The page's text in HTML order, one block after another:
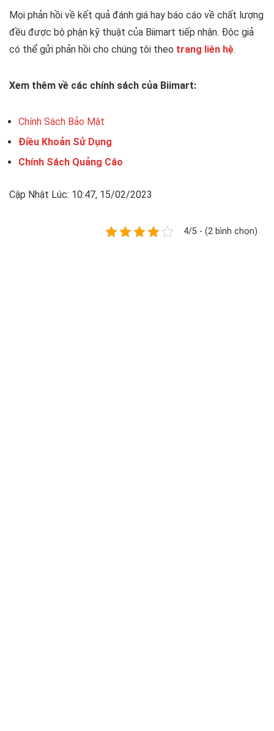
Mọi phản hồi về kết quả đánh giá hay báo cáo về chất lượng
đều được bộ phận kỹ thuật của Biimart tiếp nhận. Độc giả
có thể gửi phản hồi cho chúng tôi theo trang liên hệ.
Xem thêm về các chính sách của Biimart:
Chính Sách Bảo Mật
Điều Khoản Sử Dụng
Chính Sách Quảng Cáo
Cập Nhật Lúc: 10:47, 15/02/2023
4/5 - (2 bình chọn)